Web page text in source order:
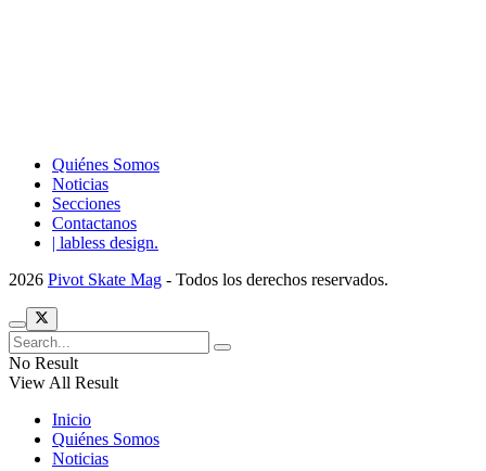
Quiénes Somos
Noticias
Secciones
Contactanos
| labless design.
2026 Pivot Skate Mag - Todos los derechos reservados.
No Result
View All Result
Inicio
Quiénes Somos
Noticias